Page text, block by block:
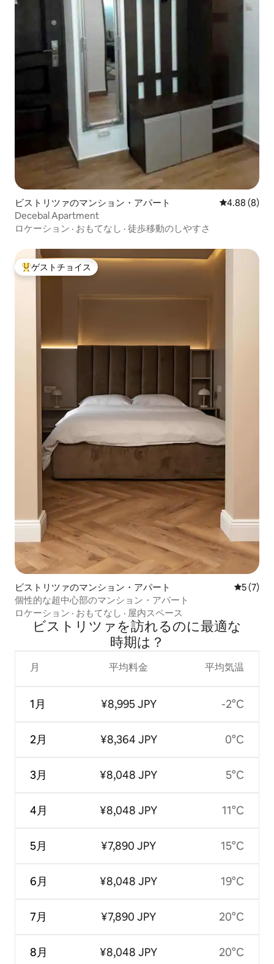
ビストリツァのマンション・アパート レビュー8件
4.88 (8)
Decebal Apartment
ロケーション · おもてなし · 徒歩移動のしやすさ
大好評のゲストチョイスです。
ゲストチョイス
ビストリツァのマンション・アパート レビュー
5 (7)
個性的な超中心部のマンション・アパート
ロケーション · おもてなし · 屋内スペース
ビストリツァを訪⁠れ⁠るの⁠に最⁠適⁠な
時⁠期⁠は⁠？
月
1月
2月
3月
4月
5月
6月
7月
8月
平均料金
¥8,995 JPY
¥8,364 JPY
¥8,048 JPY
¥8,048 JPY
¥7,890 JPY
¥8,048 JPY
¥7,890 JPY
¥8,048 JPY
平均気温
-2°C
0°C
5°C
11°C
15°C
19°C
20°C
20°C